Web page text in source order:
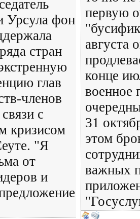
Урсула фон
стран
глав
членов
с
кризисом
"Я
от
и
первую
августа
конце
военное
31
этом
важных